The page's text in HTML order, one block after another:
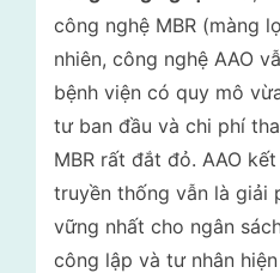
công nghệ MBR (màng
nhiên, công nghệ AAO
bệnh viện có quy mô
tư ban đầu và chi phí
MBR rất đắt đỏ. AAO
truyền thống vẫn là giải
vững nhất cho ngân
công lập và tư nhân hiện